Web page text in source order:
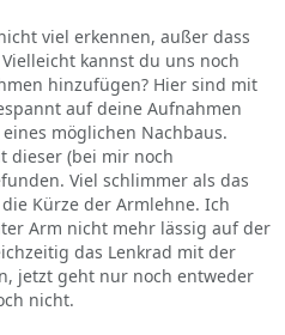
viel erkennen, außer dass
kannst du uns noch
hinzufügen? Hier sind mit
auf deine Aufnahmen
möglichen Nachbaus.
dieser (bei mir noch
Viel schlimmer als das
Kürze der Armlehne. Ich
Arm nicht mehr lässig auf der
das Lenkrad mit der
jetzt geht nur noch entweder
nicht.